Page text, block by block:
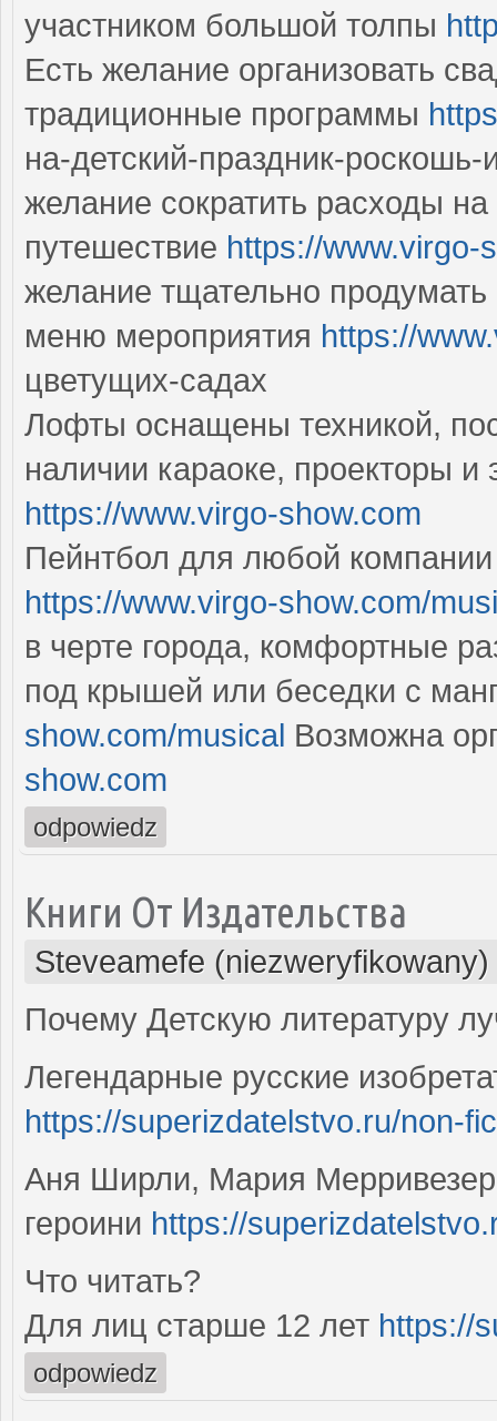
участником большой толпы
Есть желание организовать
традиционные программы
на-детский-праздник-
желание сократить расходы
путешествие https://www.virgo-
желание тщательно
меню мероприятия https://
цветущих-садах
Лофты оснащены техникой,
наличии караоке, проекторы
https://www.virgo-show.com
Пейнтбол для любой
https://www.virgo-show.com/
в черте города, комфортные
под крышей или беседки с
show.com/musical Возможна
show.com
odpowiedz
Книги От Издательства
Steveamefe (niezweryfikowany)
Почему Детскую литературу
Легендарные русские
https://superizdatelstvo.ru/non-
Аня Ширли, Мария
героини https://
Что читать?
Для лиц старше 12 лет https://
odpowiedz